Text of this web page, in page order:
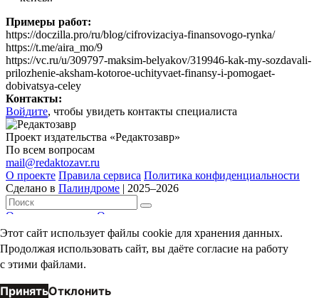
Примеры работ:
https://doczilla.pro/ru/blog/cifrovizaciya-finansovogo-rynka/
https://t.me/aira_mo/9
https://vc.ru/u/309797-maksim-belyakov/319946-kak-my-sozdavali-
prilozhenie-aksham-kotoroe-uchityvaet-finansy-i-pomogaet-
dobivatsya-celey
Контакты:
Войдите, чтобы увидеть контакты специалиста
Проект издательства «Редактозавр»
По всем вопросам
mail@redaktozavr.ru
О проекте Правила сервиса Политика конфиденциальности
Сделано в Палиндроме | 2025–2026
Этот сайт использует файлы cookie для хранения данных.
Продолжая использовать сайт, вы даёте согласие на работу
с этими файлами.
ПринятьОтклонить
Отправить анкету
О проекте
Сотрудничество Идеи и багрепорты
Палиндроме